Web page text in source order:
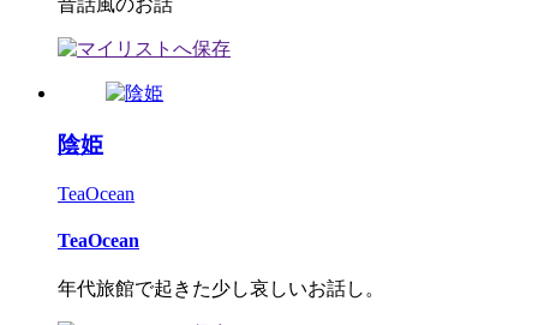
昔話風のお話
陰姫
TeaOcean
TeaOcean
年代旅館で起きた少し哀しいお話し。